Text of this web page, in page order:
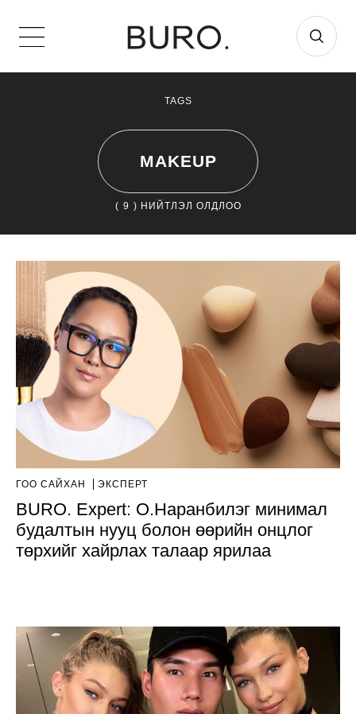
TAGS
MAKEUP
( 9 ) НИЙТЛЭЛ ОЛДЛОО
ГОО САЙХАН ЭКСПЕРТ
BURO. Expert: О.Наранбилэг минимал
будалтын нууц болон өөрийн онцлог
төрхийг хайрлах талаар ярилаа